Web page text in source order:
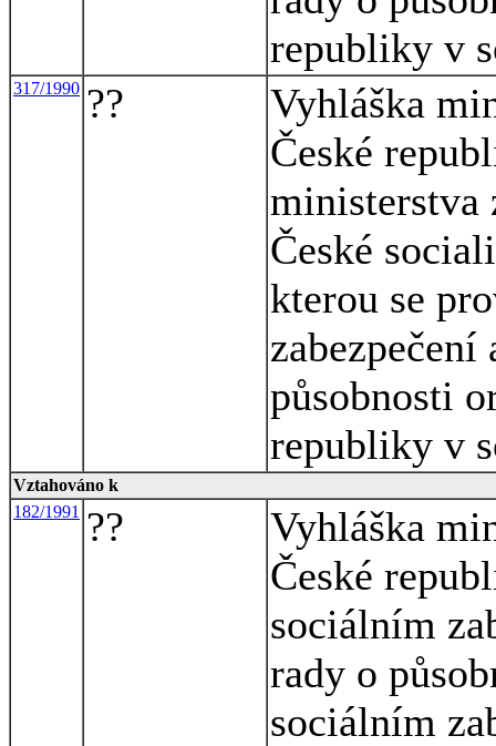
republiky v
317/1990 ??
Vyhláška
České
ministerstva
České
kterou se
zabezpečení
působnosti
republiky v
Vztahováno k
182/1991
??
Vyhláška
České
sociálním
rady o
sociálním